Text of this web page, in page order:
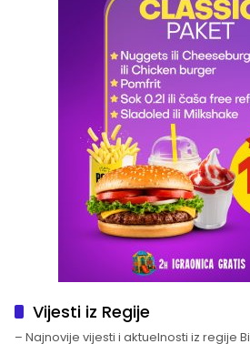
Vijesti iz Regije
– Najnovije vijesti i aktuelnosti iz regije